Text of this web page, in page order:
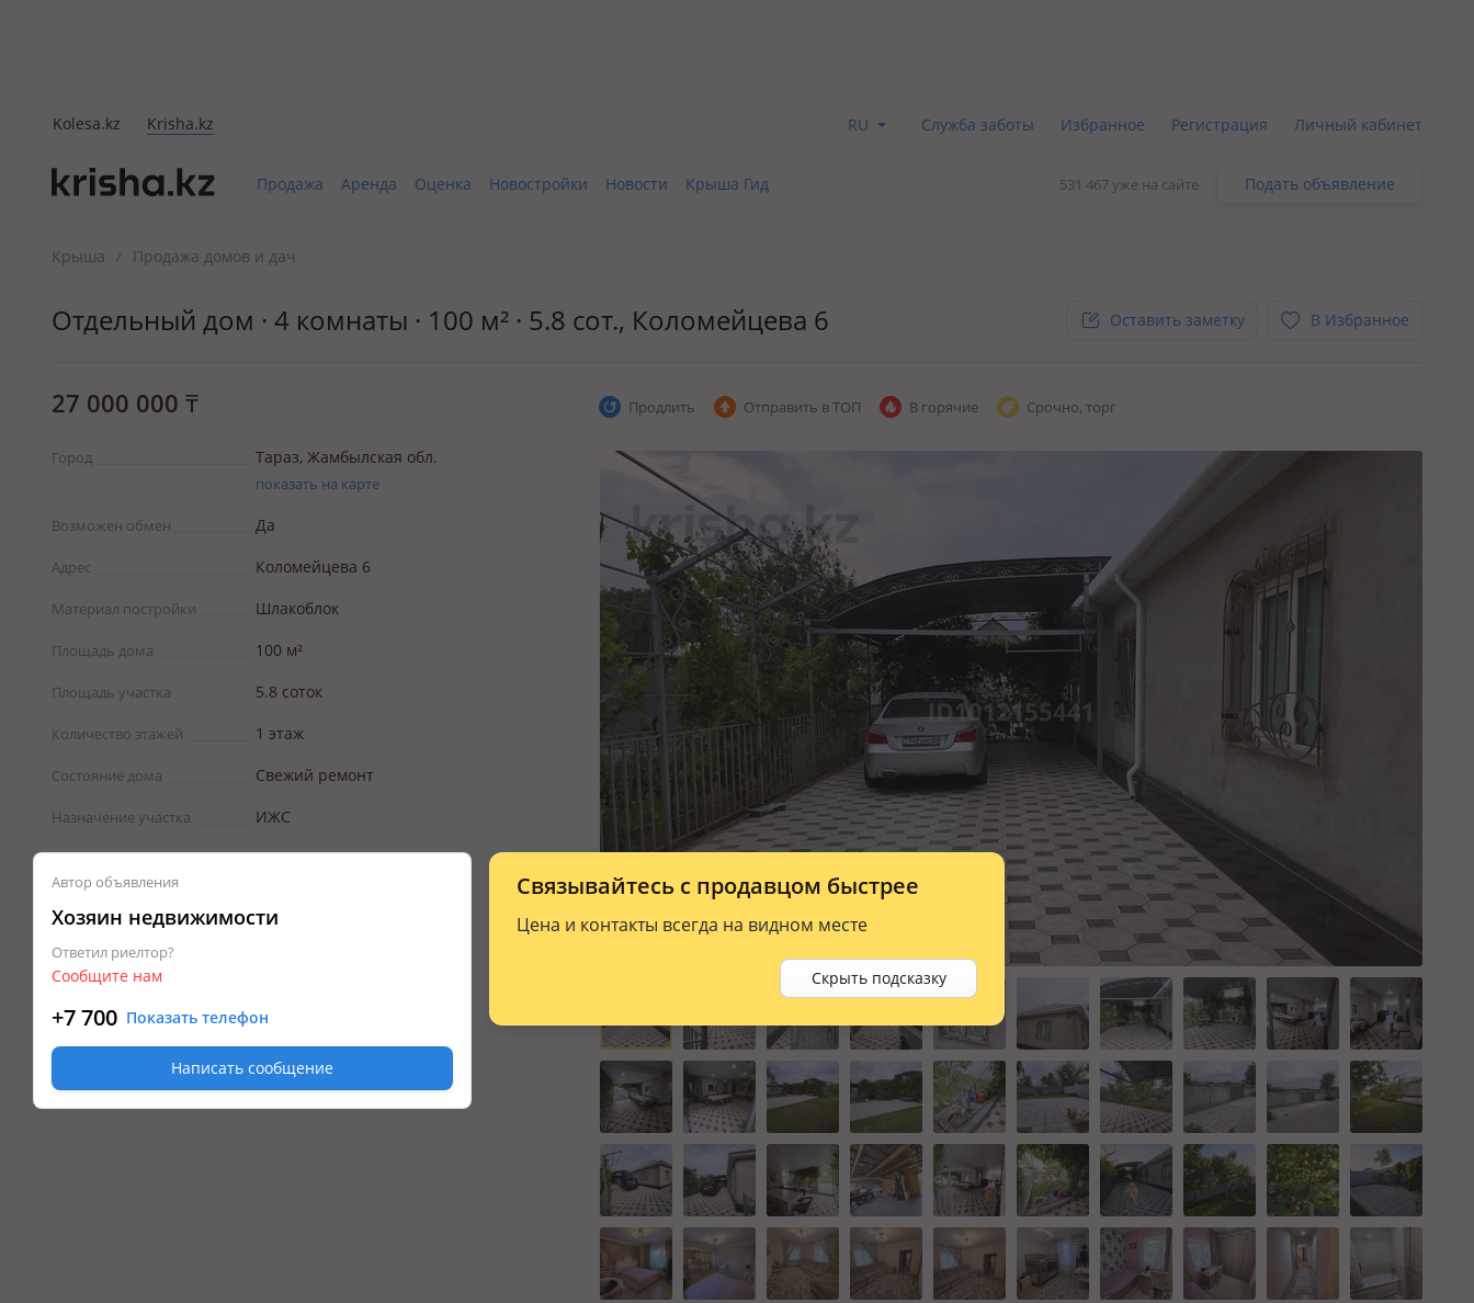
Kolesa.kz Krisha.kz RU Служба заботы Избранное Регистрация Личный кабинет
Продажа Аренда Оценка Новостройки Новости Крыша Гид 531 467 уже на сайте Подать объявление
Крыша / Продажа домов и дач
Отдельный дом · 4 комнаты · 100 м² · 5.8 сот., Коломейцева 6 Оставить заметку В Избранное
27 000 000 ₸
Город Тараз, Жамбылская обл.
показать на карте
Возможен обмен Да
Адрес Коломейцева 6
Материал постройки Шлакоблок
Площадь дома 100 м²
Площадь участка 5.8 соток
Количество этажей 1 этаж
Состояние дома Свежий ремонт
Назначение участка ИЖС
Связывайтесь с продавцом быстрее
Цена и контакты всегда на видном месте
Скрыть подсказку
Автор объявления
Хозяин недвижимости
Ответил риелтор?
Сообщите нам
+7 700 Показать телефон
Написать сообщение
Продлить Отправить в ТОП В горячие Срочно, торг